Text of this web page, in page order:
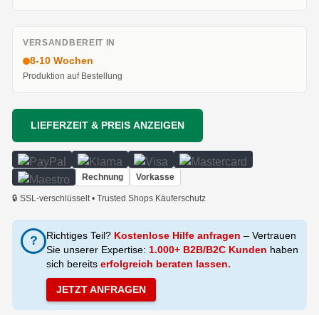
VERSANDBEREIT IN
8-10 Wochen
Produktion auf Bestellung
LIEFERZEIT & PREIS ANZEIGEN
Rechnung Vorkasse
🔒 SSL-verschlüsselt • Trusted Shops Käuferschutz
? Richtiges Teil? Kostenlose Hilfe anfragen – Vertrauen
Sie unserer Expertise: 1.000+ B2B/B2C Kunden haben
sich bereits erfolgreich beraten lassen.
JETZT ANFRAGEN